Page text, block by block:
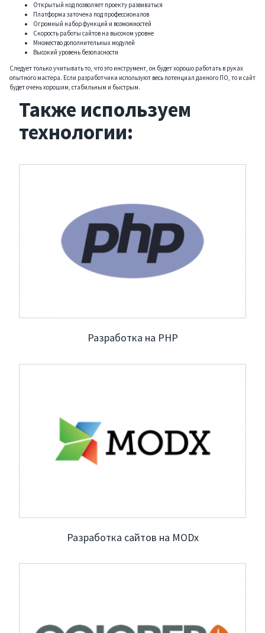
Открытый код позволяет проекту развиваться
Платформа заточена под профессионалов
Огромный набор функций и возможностей
Скорость работы сайтов на высоком уровне
Множество дополнительных модулей
Высокий уровень безопасности
Следует только учитывать то, что это инструмент, он будет хорошо работать в руках
опытного мастера. Если разработчики используют весь потенциал данного ПО, то и сайт
будет очень хорошим, стабильным и быстрым.
Также используем
технологии:
Разработка на PHP
Разработка сайтов на MODx
Услуги
Портфолио
Решения